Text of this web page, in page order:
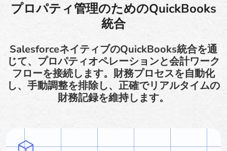
プロパティ管理のためのQuickBooks
統合
SalesforceネイティブのQuickBooks統合を通
じて、プロパティオペレーションと会計ワーク
フローを接続します。財務プロセスを自動化
し、手動調整を排除し、正確でリアルタイムの
財務記録を維持します。